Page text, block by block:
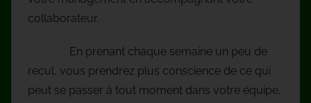
collaborateur.
En prenant chaque semaine un peu de
recul, vous prendrez plus conscience de ce qui
peut se passer à tout moment dans votre équipe.